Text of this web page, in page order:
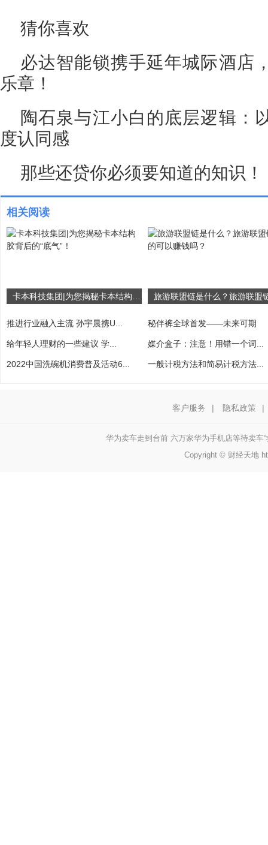
猜你喜欢
必达智能锁携手延年城际酒店
乐章！
陶石泉与江小白的底层逻辑：
度认同感
那些还贷你必须要知道的知识！
相关阅读
推进行业融入主流 孙宇晨携U... 秘伴裤全球首发——未来可期
给年轻人理财的一些建议 学... 媒介盒子：注意！用错一个词...
2022中国洗碗机消费普及活动6... 一般计税方法和简易计税方法...
客户服务 | 隐私政策 |
华为卖车走到台前 六万家华为手机店等待卖车
Copyright © 财经天地